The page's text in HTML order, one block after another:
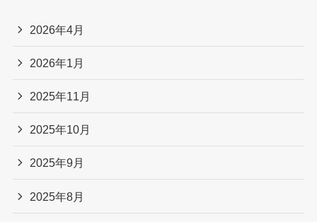
2026年4月
2026年1月
2025年11月
2025年10月
2025年9月
2025年8月